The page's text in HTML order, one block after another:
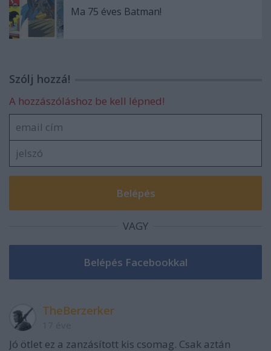
Ma 75 éves Batman!
Szólj hozzá!
A hozzászóláshoz be kell lépned!
VAGY
TheBerzerker
Jó ötlet ez a zanzásított kis csomag. Csak aztán